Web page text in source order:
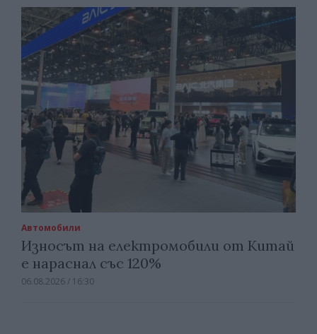
Автомобили
Износът на електромобили от Китай
е нараснал със 120%
06.08.2026 / 16:30